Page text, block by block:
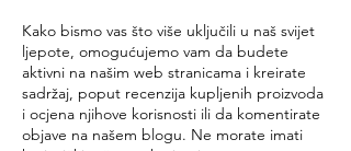
Kako bismo vas što više uključili u naš svijet
ljepote, omogućujemo vam da budete
aktivni na našim web stranicama i kreirate
sadržaj, poput recenzija kupljenih proizvoda
i ocjena njihove korisnosti ili da komentirate
objave na našem blogu. Ne morate imati